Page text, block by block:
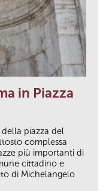
in Piazza
piazza del
complessa
più importanti di
cittadino e
di Michelangelo